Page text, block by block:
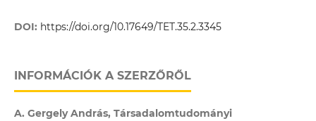
DOI: https://doi.org/10.17649/TET.35.2.3345
INFORMÁCIÓK A SZERZŐRŐL
A. Gergely András, Társadalomtudományi